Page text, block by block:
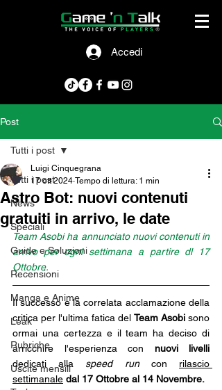
Accedi
Post
Tutti i post
News
Speciali
Guide e Soluzioni
Recensioni
Manga e Anime
Leak
Rubriche
Uscite mensili
Tutti i post
Astro Bot: nuovi contenuti
gratuiti in arrivo, le date
Luigi Cinquegrana
17 ott 2024 Tempo di lettura: 1 min
Team Asobi ha annunciato nuovi contenuti in
arrivo per ogni settimana a partire dl 17
Ottobre.
Il successo e la correlata acclamazione della
critica per l'ultima fatica del Team Asobi sono
ormai una certezza e il team ha deciso di
arricchire l'esperienza con nuovi livelli
dedicati alla speed run con rilascio
settimanale dal 17 Ottobre al 14 Novembre.